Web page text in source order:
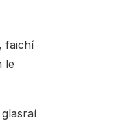
faichí
le
glasraí